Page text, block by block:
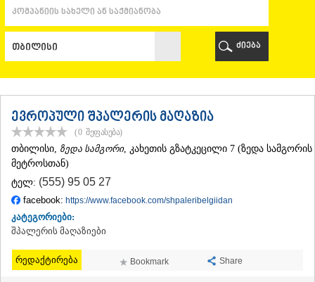
ᲨᲣᲐᲮᲔᲕᲘ
ᲩᲐᲥᲕᲘ
ᲝᲖᲣᲠᲒᲔᲗᲘ
ᲩᲝᲮᲐᲢᲐᲣᲠᲘ
ᲣᲠᲔᲙᲘ
ᲘᲛᲔᲠᲔᲗᲘ
ᲑᲐᲦᲓᲐᲗᲘ
ᲕᲐᲜᲘ
ᲖᲔᲡᲢᲐᲤᲝᲜᲘ
ᲗᲔᲠᲯᲝᲚᲐ
ᲡᲐᲛᲢᲠᲔᲓᲘᲐ
ᲡᲐᲩᲮᲔᲠᲔ
ᲢᲧᲘᲑᲣᲚᲘ
ᲥᲣᲗᲐᲘᲡᲘ
ᲬᲧᲐᲚᲢᲣᲑᲝ
ძიება
ევროპული შპალერის მაღაზია
(0 შეფასება)
ᲗᲑᲘᲚᲘᲡᲘ, ზედა სამგორი, კახეთის გზატკეცილი 7 (ზედა სამგორის
მეტროსთან)
ტელ: (555) 95 05 27
facebook: https://www.facebook.com/shpaleribelgiidan
კატეგორიები:
შპალერის მაღაზიები
რედაქტირება Bookmark Share